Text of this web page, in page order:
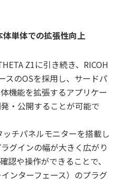
単体での拡張性向上
Z1に引き続き、RICOH
スのOSを採用し、サードパ
機能を拡張するアプリケー
・公開することが可能で
ッチパネルモニターを搭載し
グインの幅が大きく広がり
認や操作ができることで、
ンターフェース）のプラグ